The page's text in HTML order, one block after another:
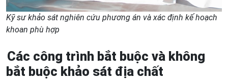
Kỹ sư khảo sát nghiên cứu phương án và xác định kế hoạch
khoan phù hợp
Các công trình bắt buộc và không
bắt buộc khảo sát địa chất